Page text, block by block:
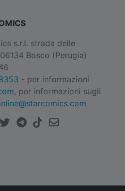
s.r.l. strada delle
Bosco (Perugia)
- per informazioni
, per informazioni sugli